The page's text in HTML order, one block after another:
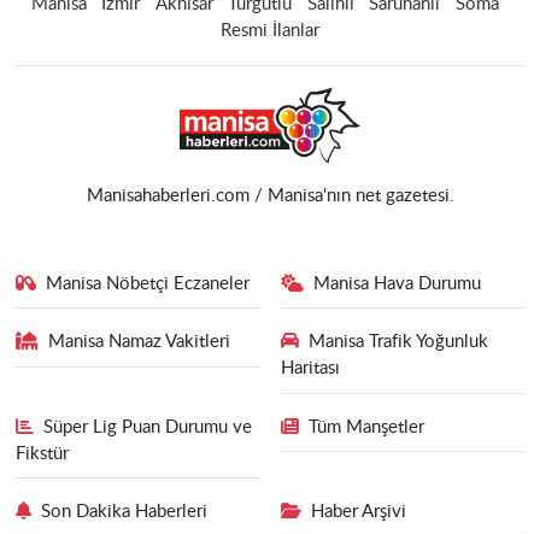
Manisa İzmir Akhisar Turgutlu Salihli Saruhanlı
Soma
Resmi İlanlar
Manisahaberleri.com / Manisa'nın net gazetesi.
Manisa Nöbetçi Eczaneler Manisa Hava Durumu
Manisa Namaz Vakitleri
Manisa Trafik Yoğunluk
Haritası
Süper Lig Puan Durumu ve
Fikstür
Tüm Manşetler
Son Dakika Haberleri Haber Arşivi